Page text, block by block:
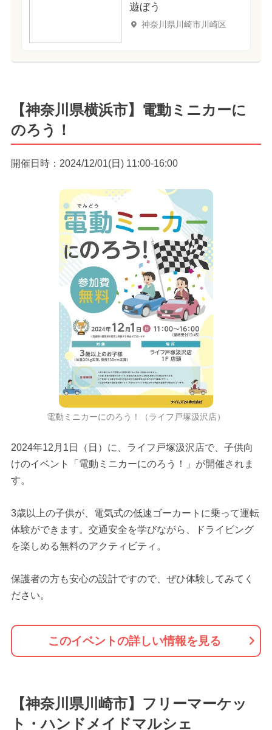
遊ぼう
神奈川県川崎市川崎区
【神奈川県横浜市】電動ミニカーに
のろう！
開催日時：2024/12/01(日) 11:00-16:00
電動ミニカーにのろう！（ライフ戸塚汲沢店）
2024年12月1日（日）に、ライフ戸塚汲沢店で、子供向
けのイベント「電動ミニカーにのろう！」が開催されま
す。
3歳以上の子供が、電気式の低速ゴーカートに乗って運転
体験ができます。交通安全を学びながら、ドライビング
を楽しめる無料のアクティビティ。
保護者の方も安心の設計ですので、ぜひ体験してみてく
ださい。
このイベントの詳しい情報を見る
【神奈川県川崎市】フリーマーケッ
ト・ハンドメイドマルシェ